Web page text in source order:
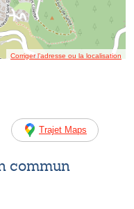
Corriger l’adresse ou la localisation
Trajet Maps
commun